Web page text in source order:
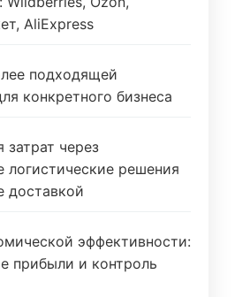
AliExpress
подходящей
конкретного бизнеса
через
логистические решения
доставкой
эффективности:
прибыли и контроль